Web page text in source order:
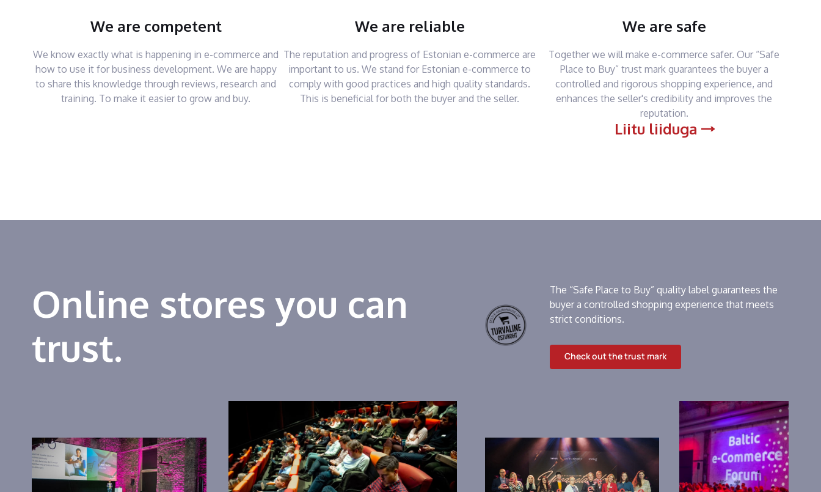
We are competent
We know exactly what is happening in e-commerce and
how to use it for business development. We are happy
to share this knowledge through reviews, research and
training. To make it easier to grow and buy.
We are reliable
The reputation and progress of Estonian e-commerce are
important to us. We stand for Estonian e-commerce to
comply with good practices and high quality standards.
This is beneficial for both the buyer and the seller.
We are safe
Together we will make e-commerce safer. Our “Safe
Place to Buy” trust mark guarantees the buyer a
controlled and rigorous shopping experience, and
enhances the seller's credibility and improves the
reputation.
Liitu liiduga
Online stores you can
trust.
The “Safe Place to Buy” quality label guarantees the
buyer a controlled shopping experience that meets
strict conditions.
Check out the trust mark